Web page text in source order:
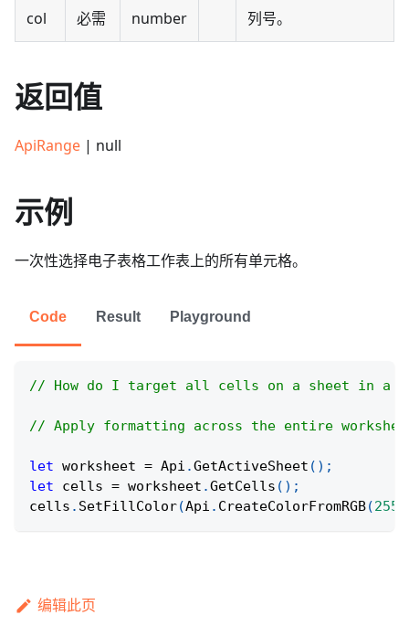
col 必需 number 列号。
返回值
ApiRange | null
示例
一次性选择电子表格工作表上的所有单元格。
Code Result Playground
// How do I target all cells on a sheet in a
// Apply formatting across the entire
let worksheet = Api .GetActiveSheet ( ) ;
let cells = worksheet .GetCells ( ) ;
cells . SetFillColor(Api . CreateColorFromRGB(255
编辑此页